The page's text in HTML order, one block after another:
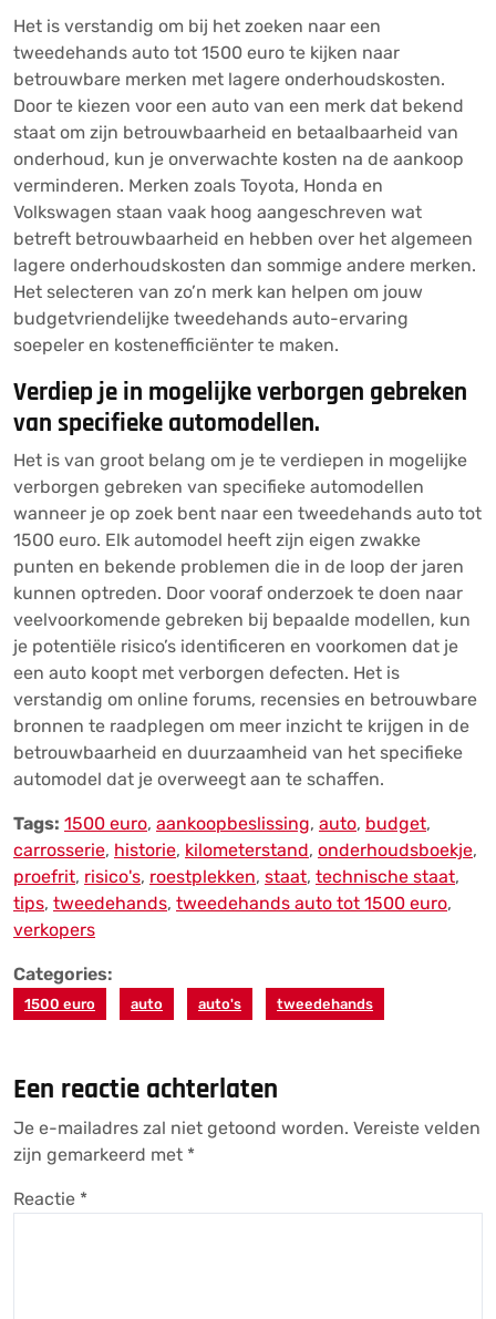
Het is verstandig om bij het zoeken naar een
tweedehands auto tot 1500 euro te kijken naar
betrouwbare merken met lagere onderhoudskosten.
Door te kiezen voor een auto van een merk dat bekend
staat om zijn betrouwbaarheid en betaalbaarheid van
onderhoud, kun je onverwachte kosten na de aankoop
verminderen. Merken zoals Toyota, Honda en
Volkswagen staan vaak hoog aangeschreven wat
betreft betrouwbaarheid en hebben over het algemeen
lagere onderhoudskosten dan sommige andere merken.
Het selecteren van zo’n merk kan helpen om jouw
budgetvriendelijke tweedehands auto-ervaring
soepeler en kostenefficiënter te maken.
Verdiep je in mogelijke verborgen gebreken
van specifieke automodellen.
Het is van groot belang om je te verdiepen in mogelijke
verborgen gebreken van specifieke automodellen
wanneer je op zoek bent naar een tweedehands auto tot
1500 euro. Elk automodel heeft zijn eigen zwakke
punten en bekende problemen die in de loop der jaren
kunnen optreden. Door vooraf onderzoek te doen naar
veelvoorkomende gebreken bij bepaalde modellen, kun
je potentiële risico’s identificeren en voorkomen dat je
een auto koopt met verborgen defecten. Het is
verstandig om online forums, recensies en betrouwbare
bronnen te raadplegen om meer inzicht te krijgen in de
betrouwbaarheid en duurzaamheid van het specifieke
automodel dat je overweegt aan te schaffen.
Tags: 1500 euro, aankoopbeslissing, auto, budget,
carrosserie, historie, kilometerstand, onderhoudsboekje,
proefrit, risico's, roestplekken, staat, technische staat,
tips, tweedehands, tweedehands auto tot 1500 euro,
verkopers
Categories:
1500 euro auto auto's tweedehands
Een reactie achterlaten
Je e-mailadres zal niet getoond worden. Vereiste velden
zijn gemarkeerd met *
Reactie *